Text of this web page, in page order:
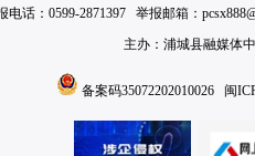
话：0599-2871397 举报邮箱：
主办：浦城县融媒体
备案码35072202010026 闽